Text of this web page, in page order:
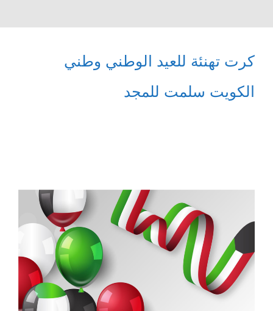
كرت تهنئة للعيد الوطني وطني
الكويت سلمت للمجد